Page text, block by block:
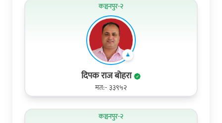
कञ्चनपुर-२
दिपक राज बोहरा
मत:- ३३९५२
कञ्चनपुर-२